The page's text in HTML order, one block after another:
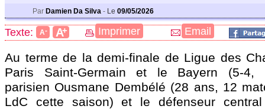
Par Damien Da Silva - Le 09/05/2026
Texte: A- A+ Imprimer Email
Au terme de la demi-finale de Ligue des
Paris Saint-Germain et le Bayern (5-4,
parisien Ousmane Dembélé (28 ans, 12
LdC cette saison) et le défenseur